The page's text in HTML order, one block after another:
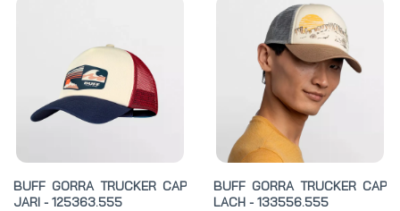
BUFF GORRA TRUCKER CAP
JARI - 125363.555
BUFF GORRA TRUCKER CAP
LACH - 133556.555